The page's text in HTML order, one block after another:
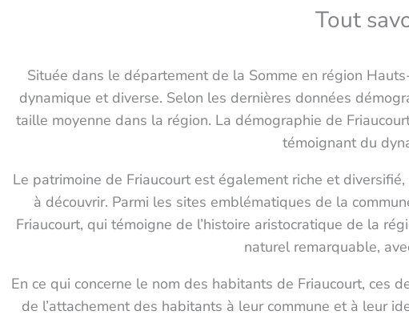
Tout
Située dans le département de la Somme en région
dynamique et diverse. Selon les dernières données
taille moyenne dans la région. La démographie de
témoignant du
Le patrimoine de Friaucourt est également riche et
à découvrir. Parmi les sites emblématiques de la
Friaucourt, qui témoigne de l’histoire aristocratique de la
naturel remarquable,
En ce qui concerne le nom des habitants de Friaucourt, ces
de l’attachement des habitants à leur commune et à leur